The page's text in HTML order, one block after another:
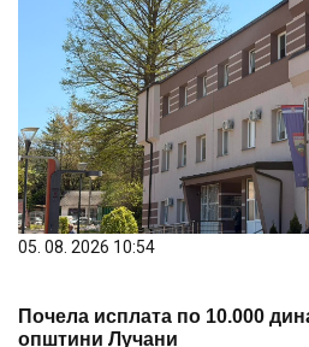
05. 08. 2026 10:54
Почела исплата по 10.000
општини Лучани